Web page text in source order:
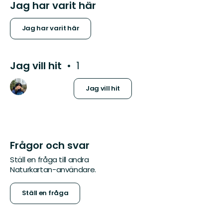
Jag har varit här
Jag har varit här
Jag vill hit 1
Jag vill hit
Frågor och svar
Ställ en fråga till andra
Naturkartan-användare.
Ställ en fråga